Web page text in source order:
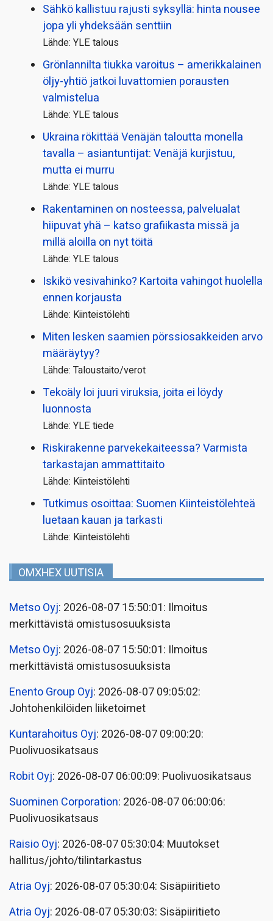
Sähkö kallistuu rajusti syksyllä: hinta nousee
jopa yli yhdeksään senttiin
Lähde: YLE talous
Grönlannilta tiukka varoitus – amerikkalainen
öljy-yhtiö jatkoi luvattomien porausten
valmistelua
Lähde: YLE talous
Ukraina rökittää Venäjän taloutta monella
tavalla – asiantuntijat: Venäjä kurjistuu,
mutta ei murru
Lähde: YLE talous
Rakentaminen on nosteessa, palvelualat
hiipuvat yhä – katso grafiikasta missä ja
millä aloilla on nyt töitä
Lähde: YLE talous
Iskikö vesivahinko? Kartoita vahingot huolella
ennen korjausta
Lähde: Kiinteistölehti
Miten lesken saamien pörssi­osakkeiden arvo
määräytyy?
Lähde: Taloustaito/verot
Tekoäly loi juuri viruksia, joita ei löydy
luonnosta
Lähde: YLE tiede
Riskirakenne parvekekaiteessa? Varmista
tarkastajan ammattitaito
Lähde: Kiinteistölehti
Tutkimus osoittaa: Suomen Kiinteistölehteä
luetaan kauan ja tarkasti
Lähde: Kiinteistölehti
OMXHEX UUTISIA
Metso Oyj: 2026-08-07 15:50:01: Ilmoitus
merkittävistä omistusosuuksista
Metso Oyj: 2026-08-07 15:50:01: Ilmoitus
merkittävistä omistusosuuksista
Enento Group Oyj: 2026-08-07 09:05:02:
Johtohenkilöiden liiketoimet
Kuntarahoitus Oyj: 2026-08-07 09:00:20:
Puolivuosikatsaus
Robit Oyj: 2026-08-07 06:00:09: Puolivuosikatsaus
Suominen Corporation: 2026-08-07 06:00:06:
Puolivuosikatsaus
Raisio Oyj: 2026-08-07 05:30:04: Muutokset
hallitus/johto/tilintarkastus
Atria Oyj: 2026-08-07 05:30:04: Sisäpiiritieto
Atria Oyj: 2026-08-07 05:30:03: Sisäpiiritieto